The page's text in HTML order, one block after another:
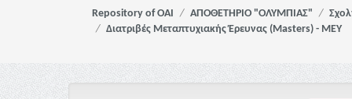
Repository of OAI ΑΠΟΘΕΤΗΡΙΟ "ΟΛΥΜΠΙΑΣ"
Διατριβές Μεταπτυχιακής Έρευνας (Masters) - ΜΕΥ